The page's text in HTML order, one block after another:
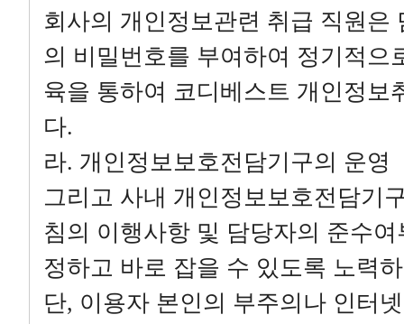
회사의 개인정보관련 취급 직원
의 비밀번호를 부여하여 정기적으
육을 통하여 코디베스트 개인정
다.
라. 개인정보보호전담기구의 운영
그리고 사내 개인정보보호전담기
침의 이행사항 및 담당자의 준수
정하고 바로 잡을 수 있도록 노력
단, 이용자 본인의 부주의나 인터